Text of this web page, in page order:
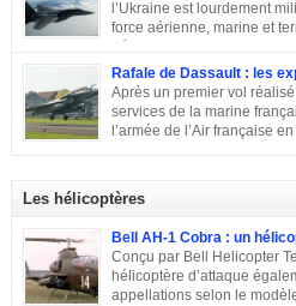
l’Ukraine est lourdement
force aérienne, marine et
aérienne ukrainienne se
est équipée en majorité d’avions de
républiques socialistes soviétiques,
stratégiques. D’après les statistiques de
et les forces de défense aérienne
247 avions. L’armée ukrainienne se
Rafale de Dassault : les
Après un premier vol
services de la marine
l’armée de l’Air française
que le succès viendra bientôt. Quatre ans
commandes étrangères sont signées et
exportations. Tour d’horizon sur les
Les hélicoptères
Bell AH-1 Cobra : un
Conçu par Bell Helicopter
hélicoptère d’attaque
appellations selon le